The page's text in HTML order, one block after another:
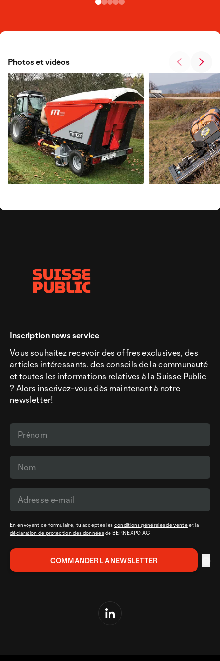
Photos et vidéos
Inscription news service
Vous souhaitez recevoir des offres exclusives, des
articles intéressants, des conseils de la communauté
et toutes les informations relatives à la Suisse Public
? Alors inscrivez-vous dès maintenant à notre
newsletter!
En envoyant ce formulaire, tu acceptes les conditions générales de venteet la
déclaration de protection des donnéesde BERNEXPO AG